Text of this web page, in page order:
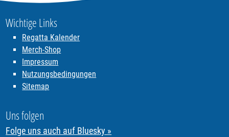
Wichtige Links
Regatta Kalender
Merch-Shop
Impressum
Nutzungsbedingungen
Sitemap
Uns folgen
Folge uns auch auf Bluesky »